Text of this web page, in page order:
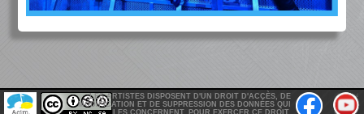
LES ARTISTES DISPOSENT D'UN DROIT D'ACCÈS, DE
MODIFICATION ET DE SUPPRESSION DES DONNÉES QUI
LES CONCERNENT. POUR EXERCER CE DROIT,